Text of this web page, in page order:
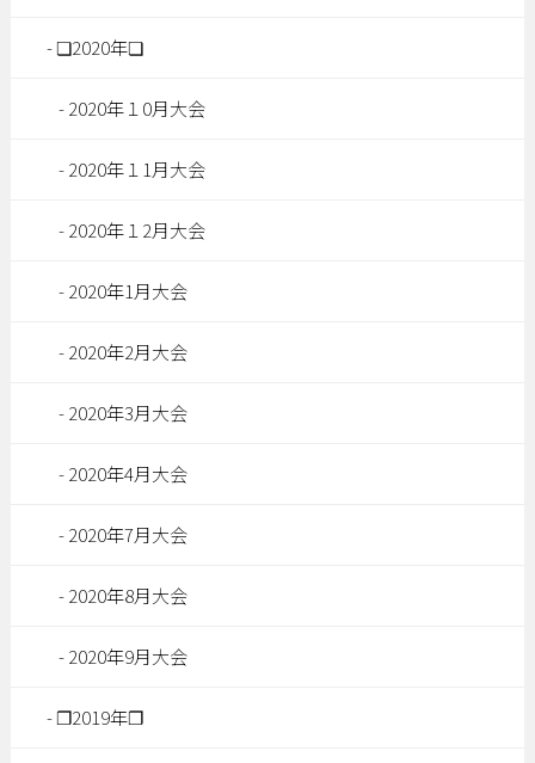
❏2020年❏
2020年１0月大会
2020年１1月大会
2020年１2月大会
2020年1月大会
2020年2月大会
2020年3月大会
2020年4月大会
2020年7月大会
2020年8月大会
2020年9月大会
❐2019年❐